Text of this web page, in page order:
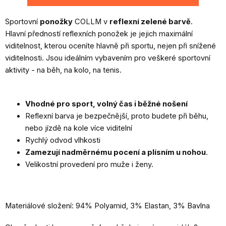
Sportovní ponožky COLLM v reflexní zelené barvě.
Hlavní předností reflexních ponožek je jejich maximální
viditelnost, kterou oceníte hlavně při sportu, nejen při snížené
viditelnosti. Jsou ideálním vybavením pro veškeré sportovní
aktivity - na běh, na kolo, na tenis.
Vhodné pro sport, volný čas i běžné nošení
Reflexní barva je bezpečnější, proto budete při běhu,
nebo jízdě na kole více viditelní
Rychlý odvod vlhkosti
Zamezují nadměrnému pocení a plísním u nohou.
Velikostní provedení pro muže i ženy.
Materiálové složení: 94% Polyamid, 3% Elastan, 3% Bavlna